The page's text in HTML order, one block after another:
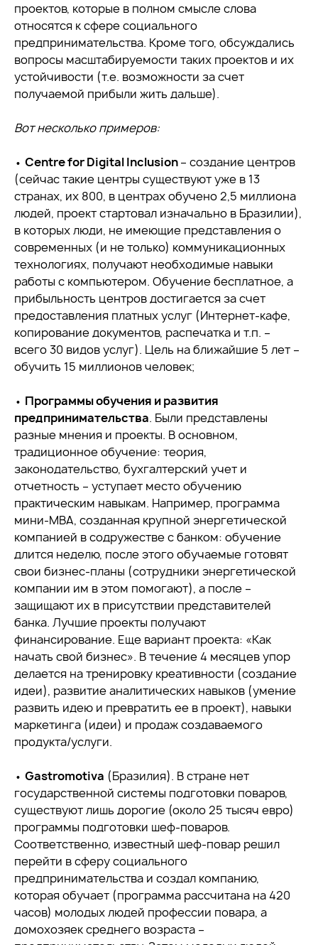
проектов, которые в полном смысле слова
относятся к сфере социального
предпринимательства. Кроме того, обсуждались
вопросы масштабируемости таких проектов и их
устойчивости (т.е. возможности за счет
получаемой прибыли жить дальше).
Вот несколько примеров:
• Centre for Digital Inclusion– создание центров
(сейчас такие центры существуют уже в 13
странах, их 800, в центрах обучено 2,5 миллиона
людей, проект стартовал изначально в Бразилии),
в которых люди, не имеющие представления о
современных (и не только) коммуникационных
технологиях, получают необходимые навыки
работы с компьютером. Обучение бесплатное, а
прибыльность центров достигается за счет
предоставления платных услуг (Интернет-кафе,
копирование документов, распечатка и т.п. –
всего 30 видов услуг). Цель на ближайшие 5 лет –
обучить 15 миллионов человек;
• Программы обучения и развития
предпринимательства. Были представлены
разные мнения и проекты. В основном,
традиционное обучение: теория,
законодательство, бухгалтерский учет и
отчетность – уступает место обучению
практическим навыкам. Например, программа
мини-МВА, созданная крупной энергетической
компанией в содружестве с банком: обучение
длится неделю, после этого обучаемые готовят
свои бизнес-планы (сотрудники энергетической
компании им в этом помогают), а после –
защищают их в присутствии представителей
банка. Лучшие проекты получают
финансирование. Еще вариант проекта: «Как
начать свой бизнес». В течение 4 месяцев упор
делается на тренировку креативности (создание
идеи), развитие аналитических навыков (умение
развить идею и превратить ее в проект), навыки
маркетинга (идеи) и продаж создаваемого
продукта/услуги.
• Gastromotiva (Бразилия). В стране нет
государственной системы подготовки поваров,
существуют лишь дорогие (около 25 тысяч евро)
программы подготовки шеф-поваров.
Соответственно, известный шеф-повар решил
перейти в сферу социального
предпринимательства и создал компанию,
которая обучает (программа рассчитана на 420
часов) молодых людей профессии повара, а
домохозяек среднего возраста –